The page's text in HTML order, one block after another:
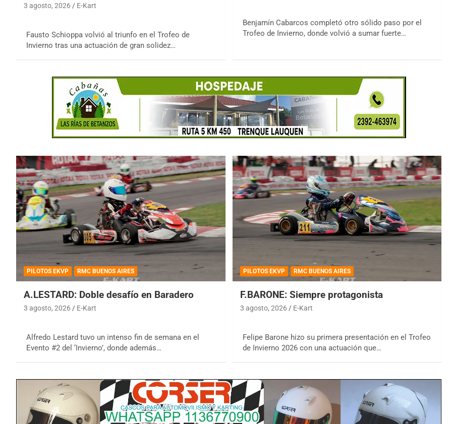
3 agosto, 2026 E-Kart
Fausto Schioppa volvió al triunfo en el Trofeo de
Invierno tras una actuación de gran solidez…
Benjamín Cabarcos completó otro sólido paso por el
Trofeo de Invierno, donde volvió a sumar fuerte…
PILOTOS EKVP RMC BUENOS AIRES
A.LESTARD: Doble desafío en Baradero
3 agosto, 2026 E-Kart
Alfredo Lestard tuvo un intenso fin de semana en el
Evento #2 del ‘Invierno’, donde además…
PILOTOS EKVP RMC BUENOS AIRES
F.BARONE: Siempre protagonista
3 agosto, 2026 E-Kart
Felipe Barone hizo su primera presentación en el Trofeo
de Invierno 2026 con una actuación que…